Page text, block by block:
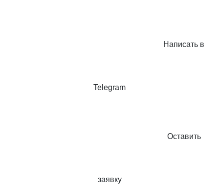
Написать в
Telegram
Оставить
заявку